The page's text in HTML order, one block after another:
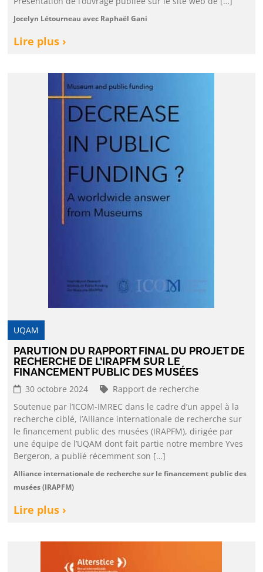
Jocelyn Létourneau avec Raphaël Gani
Lire plus ›
UQAM
PARUTION DU RAPPORT FINAL DU PROJET DE
RECHERCHE DE L’IRAPFM SUR LE
FINANCEMENT PUBLIC DES MUSÉES
30 octobre 2024
Rapport de recherche
Soutenue par l’ICOM-IMREC dans le cadre d’un appel à la
recherche ciblé, l’Alliance internationale de recherche sur
le financement public des musées (IRAPFM), dirigée par
une équipe de l’UQAM dont fait partie notre membre Yves
Bergeron, a publié récemment son […]
Alliance internationale de recherche sur le financement public des
musées (IRAPFM)
Lire plus ›